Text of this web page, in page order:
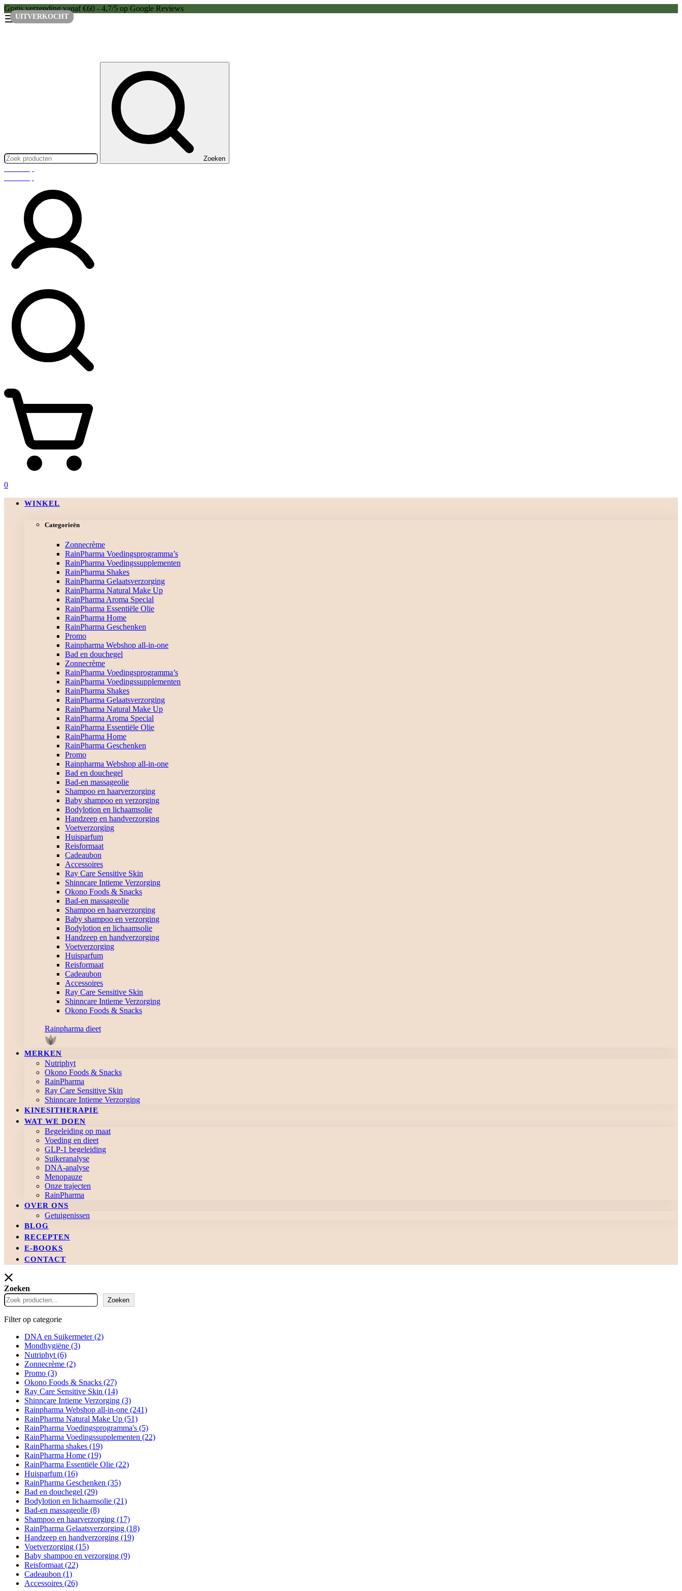
Gratis verzending vanaf €60 - 4,7/5 op Google Reviews
Zoeken
0
WINKEL
Categorieën
Zonnecrème
RainPharma Voedingsprogramma’s
RainPharma Voedingssupplementen
RainPharma Shakes
RainPharma Gelaatsverzorging
RainPharma Natural Make Up
RainPharma Aroma Special
RainPharma Essentiële Olie
RainPharma Home
RainPharma Geschenken
Promo
Rainpharma Webshop all-in-one
Bad en douchegel
Zonnecrème
RainPharma Voedingsprogramma’s
RainPharma Voedingssupplementen
RainPharma Shakes
RainPharma Gelaatsverzorging
RainPharma Natural Make Up
RainPharma Aroma Special
RainPharma Essentiële Olie
RainPharma Home
RainPharma Geschenken
Promo
Rainpharma Webshop all-in-one
Bad en douchegel
Bad-en massageolie
Shampoo en haarverzorging
Baby shampoo en verzorging
Bodylotion en lichaamsolie
Handzeep en handverzorging
Voetverzorging
Huisparfum
Reisformaat
Cadeaubon
Accessoires
Ray Care Sensitive Skin
Shinncare Intieme Verzorging
Okono Foods & Snacks
Bad-en massageolie
Shampoo en haarverzorging
Baby shampoo en verzorging
Bodylotion en lichaamsolie
Handzeep en handverzorging
Voetverzorging
Huisparfum
Reisformaat
Cadeaubon
Accessoires
Ray Care Sensitive Skin
Shinncare Intieme Verzorging
Okono Foods & Snacks
Rainpharma dieet
MERKEN
Nutriphyt
Okono Foods & Snacks
RainPharma
Ray Care Sensitive Skin
Shinncare Intieme Verzorging
KINESITHERAPIE
WAT WE DOEN
Begeleiding op maat
Voeding en dieet
GLP-1 begeleiding
Suikeranalyse
DNA-analyse
Menopauze
Onze trajecten
RainPharma
OVER ONS
Getuigenissen
BLOG
RECEPTEN
E-BOOKS
CONTACT
Zoeken
Zoeken
Filter op categorie
DNA en Suikermeter(2)
Mondhygiëne (3)
Nutriphyt (6)
Zonnecrème (2)
Promo (3)
Okono Foods & Snacks (27)
Ray Care Sensitive Skin (14)
Shinncare Intieme Verzorging (3)
Rainpharma Webshop all-in-one (241)
RainPharma Natural Make Up (51)
RainPharma Voedingsprogramma's (5)
RainPharma Voedingssupplementen (22)
RainPharma shakes (19)
RainPharma Home (19)
RainPharma Essentiële Olie (22)
Huisparfum (16)
RainPharma Geschenken (35)
Bad en douchegel (29)
Bodylotion en lichaamsolie (21)
Bad-en massageolie (8)
Shampoo en haarverzorging (17)
RainPharma Gelaatsverzorging (18)
Handzeep en handverzorging (19)
Voetverzorging (15)
Baby shampoo en verzorging (9)
Reisformaat (22)
Cadeaubon (1)
Accessoires (26)
UITVERKOCHT